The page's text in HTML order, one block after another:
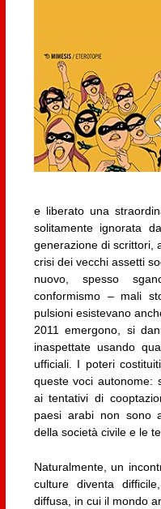
e liberato una
solitamente ignorata
generazione di scrittori,
crisi dei vecchi assetti
nuovo, spesso
conformismo – mali
pulsioni esistevano
2011 emergono, si
inaspettate usando
ufficiali. I poteri
queste voci autonome:
ai tentativi di
paesi arabi non sono
della società civile e le
Naturalmente, un
culture diventa
diffusa, in cui il mondo